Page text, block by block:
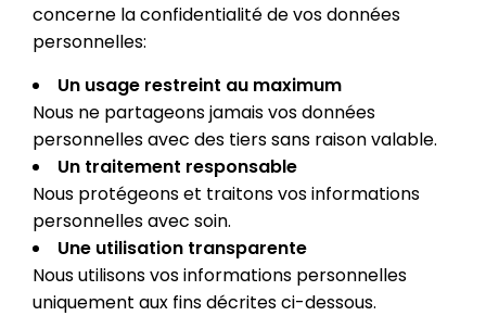
concerne la confidentialité de vos données
personnelles:
Un usage restreint au maximum
Nous ne partageons jamais vos données
personnelles avec des tiers sans raison valable.
Un traitement responsable
Nous protégeons et traitons vos informations
personnelles avec soin.
Une utilisation transparente
Nous utilisons vos informations personnelles
uniquement aux fins décrites ci-dessous.